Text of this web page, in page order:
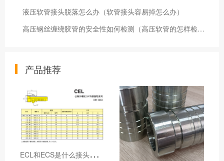
液压软管接头脱落怎么办（软管接头容易掉怎么办）
高压钢丝缠绕胶管的安全性如何检测（高压软管的怎样检查安全性）
产品推荐
E
CL和ECS是什么接头，用于什么胶管或管件